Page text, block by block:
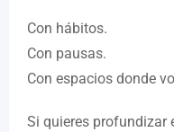
Con hábitos.
Con pausas.
Con espacios donde
Si quieres profundizar